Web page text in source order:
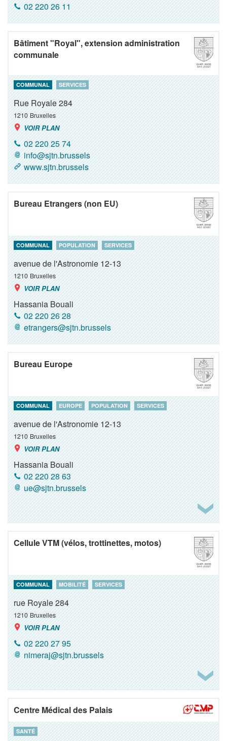
02 220 26 11
Bâtiment "Royal", extension administration
communale
COMMUNAL SERVICES
Rue Royale 284
1210 Bruxelles
VOIR PLAN
02 220 25 74
info@sjtn.brussels
www.sjtn.brussels
Bureau Etrangers (non EU)
COMMUNAL POPULATION SERVICES
avenue de l'Astronomie 12-13
1210 Bruxelles
VOIR PLAN
Hassania Bouali
02 220 26 28
etrangers@sjtn.brussels
Bureau Europe
COMMUNAL EUROPE POPULATION SERVICES
avenue de l'Astronomie 12-13
1210 Bruxelles
VOIR PLAN
Hassania Bouali
02 220 28 63
ue@sjtn.brussels
Cellule VTM (vélos, trottinettes, motos)
COMMUNAL MOBILITÉ SERVICES
rue Royale 284
1210 Bruxelles
VOIR PLAN
02 220 27 95
nimeraj@sjtn.brussels
Centre Médical des Palais
SANTÉ